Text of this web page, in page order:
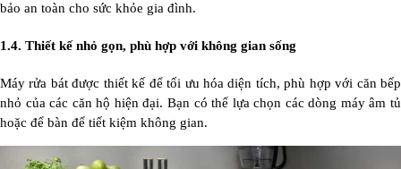
bảo an toàn cho sức khỏe gia đình.
1.4. Thiết kế nhỏ gọn, phù hợp với không gian sống
Máy rửa bát được thiết kế để tối ưu hóa diện tích, phù hợp với căn bếp
nhỏ của các căn hộ hiện đại. Bạn có thể lựa chọn các dòng máy âm tủ
hoặc để bàn để tiết kiệm không gian.